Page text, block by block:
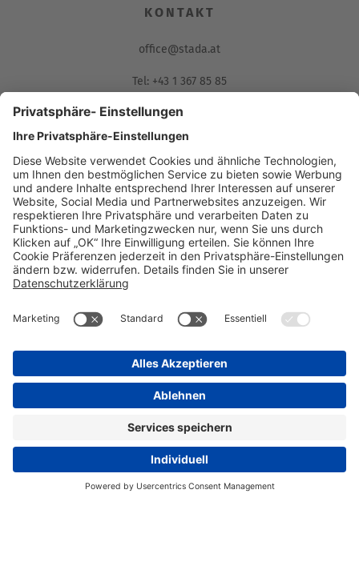
KONTAKT
office@stada.at
Tel: +43 1 367 85 85
Fax: 01/367 85 85-85
Muthgasse 36, 1190 Wien
Compliance Reporting Portal
AGB (DE)
Informationspflichten
Impressum
Nebenwirkungsmeldungen
Transparenzrichtlinie
Cookie-Einstellungen
© Copyright STADA 2026